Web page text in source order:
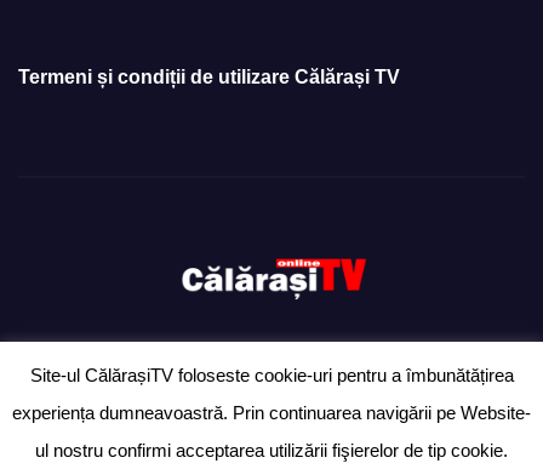
Termeni și condiții de utilizare Călărași TV
Proudly powered by WordPress |Theme: Newsup byThemeansar.
Site-ul CălărașiTV foloseste cookie-uri pentru a îmbunătățirea
experiența dumneavoastră. Prin continuarea navigării pe Website-
ul nostru confirmi acceptarea utilizării fişierelor de tip cookie.